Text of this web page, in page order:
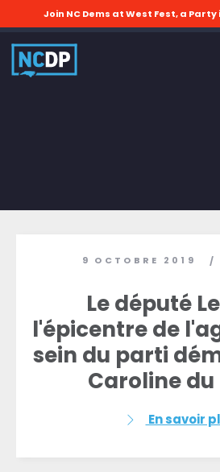
Join NC Dems at West Fest, a
9 OCTOBRE 2019 /
Le député
l'épicentre de
sein du parti
Caroline du
En savoir